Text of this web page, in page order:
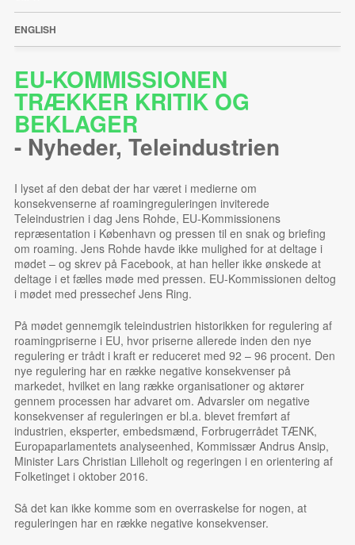
ENGLISH
EU-KOMMISSIONEN
TRÆKKER KRITIK OG
BEKLAGER
- Nyheder, Teleindustrien
I lyset af den debat der har været i medierne om
konsekvenserne af roamingreguleringen inviterede
Teleindustrien i dag Jens Rohde, EU-Kommissionens
repræsentation i København og pressen til en snak og briefing
om roaming. Jens Rohde havde ikke mulighed for at deltage i
mødet – og skrev på Facebook, at han heller ikke ønskede at
deltage i et fælles møde med pressen. EU-Kommissionen deltog
i mødet med pressechef Jens Ring.
På mødet gennemgik teleindustrien historikken for regulering af
roamingpriserne i EU, hvor priserne allerede inden den nye
regulering er trådt i kraft er reduceret med 92 – 96 procent. Den
nye regulering har en række negative konsekvenser på
markedet, hvilket en lang række organisationer og aktører
gennem processen har advaret om. Advarsler om negative
konsekvenser af reguleringen er bl.a. blevet fremført af
industrien, eksperter, embedsmænd, Forbrugerrådet TÆNK,
Europaparlamentets analyseenhed, Kommissær Andrus Ansip,
Minister Lars Christian Lilleholt og regeringen i en orientering af
Folketinget i oktober 2016.
Så det kan ikke komme som en overraskelse for nogen, at
reguleringen har en række negative konsekvenser.